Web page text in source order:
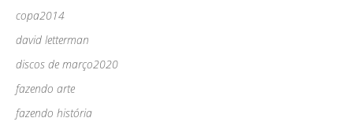
copa2014
david letterman
discos de março2020
fazendo arte
fazendo história